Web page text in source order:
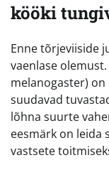
kööki
Enne tõrjeviiside
vaenlase
melanogaster)
suudavad
lõhna suurte
eesmärk on leida
vastsete